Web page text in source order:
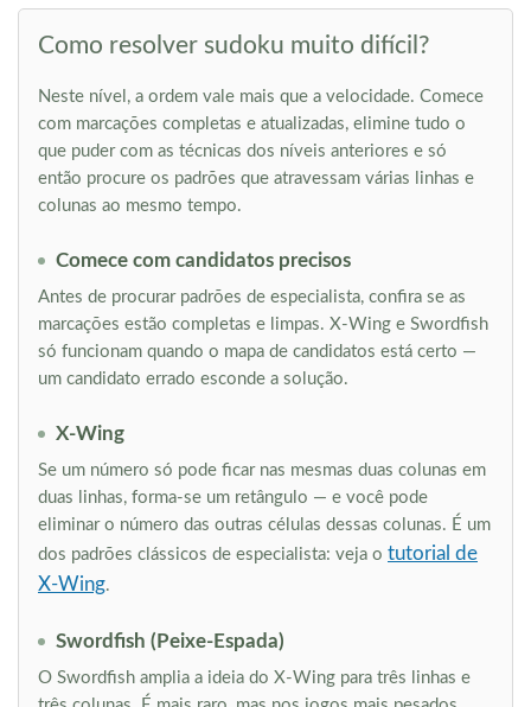
Como resolver sudoku muito difícil?
Neste nível, a ordem vale mais que a velocidade. Comece
com marcações completas e atualizadas, elimine tudo o
que puder com as técnicas dos níveis anteriores e só
então procure os padrões que atravessam várias linhas e
colunas ao mesmo tempo.
Comece com candidatos precisos
Antes de procurar padrões de especialista, confira se as
marcações estão completas e limpas. X-Wing e Swordfish
só funcionam quando o mapa de candidatos está certo —
um candidato errado esconde a solução.
X-Wing
Se um número só pode ficar nas mesmas duas colunas em
duas linhas, forma-se um retângulo — e você pode
eliminar o número das outras células dessas colunas. É um
dos padrões clássicos de especialista: veja o tutorial de
X-Wing.
Swordfish (Peixe-Espada)
O Swordfish amplia a ideia do X-Wing para três linhas e